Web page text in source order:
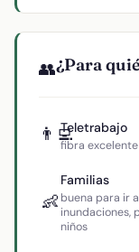
👥¿Para
👨‍💻Teletrabajo
fibra
👶
Familias
buena para ir
inundaciones,
niños